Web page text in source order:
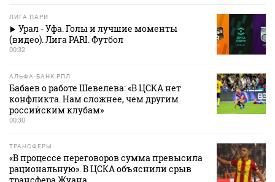
ЛИГА ПАРИ
Урал - Уфа. Голы и лучшие моменты
(видео). Лига PARI. Футбол
00:32
АЛЬФА-БАНК РПЛ
Бабаев о работе Шевелева: «В ЦСКА нет
конфликта. Нам сложнее, чем другим
российским клубам»
00:30
ТРАНСФЕРЫ
«В процессе переговоров сумма превысила
рациональную». В ЦСКА объяснили срыв
трансфера Жуана